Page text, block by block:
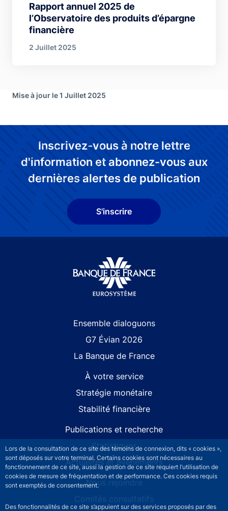
Lors de la consultation de ce site des témoins de connexion, dits « cookies »,
sont déposés sur votre terminal. Certains cookies sont nécessaires au
fonctionnement de ce site, aussi la gestion de ce site requiert l’utilisation de
cookies de mesure de fréquentation et de performance. Ces cookies requis
sont exemptés de consentement.
Des fonctionnalités de ce site s’appuient sur des services proposés par des
Rapport annuel 2025 de
l’Observatoire des produits d’épargne
financière
2 Juillet 2025
Mise à jour le 1 Juillet 2025
Inscrivez-vous à notre lettre
d'information et abonnez-vous aux
dernières alertes de publication
S'inscrire
Ensemble dialoguons
G7 Évian 2026
La Banque de France
À votre service
Stratégie monétaire
Stabilité financière
Publications et recherche
Statistiques
Actualités et événements
Nous rejoindre
Comités consultatifs